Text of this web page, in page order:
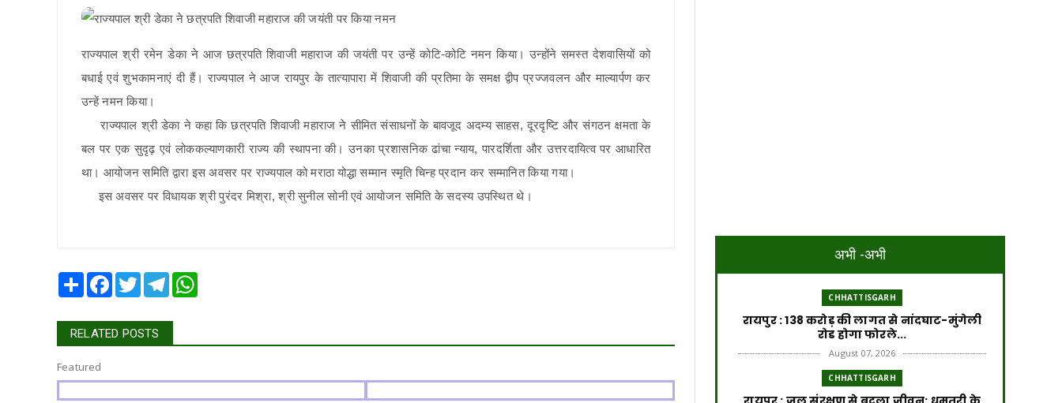
राज्यपाल श्री रमेन डेका ने आज छत्रपति शिवाजी महाराज की जयंती पर उन्हें कोटि-कोटि नमन किया। उन्होंने समस्त देशवासियों को
बधाई एवं शुभकामनाएं दी हैं। राज्यपाल ने आज रायपुर के तात्यापारा में शिवाजी की प्रतिमा के समक्ष द्वीप प्रज्जवलन और माल्यार्पण कर
उन्हें नमन किया।
राज्यपाल श्री डेका ने कहा कि छत्रपति शिवाजी महाराज ने सीमित संसाधनों के बावजूद अदम्य साहस, दूरदृष्टि और संगठन क्षमता के
बल पर एक सुदृढ़ एवं लोककल्याणकारी राज्य की स्थापना की। उनका प्रशासनिक ढांचा न्याय, पारदर्शिता और उत्तरदायित्व पर आधारित
था। आयोजन समिति द्वारा इस अवसर पर राज्यपाल को मराठा योद्धा सम्मान स्मृति चिन्ह प्रदान कर सम्मानित किया गया।
इस अवसर पर विधायक श्री पुरंदर मिश्रा, श्री सुनील सोनी एवं आयोजन समिति के सदस्य उपस्थित थे।
Share Facebook
TwitterTelegram
RELATED POSTS
Featured
अभी -अभी
CHHATTISGARH
रायपुर : 138 करोड़ की लागत से नांदघाट-मुंगेली
रोड होगा फोरले...
August 07, 2026
CHHATTISGARH